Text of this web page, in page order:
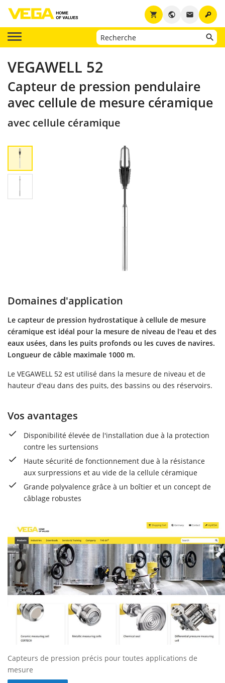
key
email
public
shopping_cart
VEGAWELL 52
Capteur de pression pendulaire
avec cellule de mesure céramique
avec cellule céramique
Domaines d'application
Le capteur de pression hydrostatique à cellule de mesure
céramique est idéal pour la mesure de niveau de l'eau et des
eaux usées, dans les puits profonds ou les cuves de navires.
Longueur de câble maximale 1000 m.
Le VEGAWELL 52 est utilisé dans la mesure de niveau et de
hauteur d'eau dans des puits, des bassins ou des réservoirs.
Vos avantages
Disponibilité élevée de l'installation due à la protection
contre les surtensions
Haute sécurité de fonctionnement due à la résistance
aux surpressions et au vide de la cellule céramique
Grande polyvalence grâce à un boîtier et un concept de
câblage robustes
Capteurs de pression précis pour toutes applications de
mesure